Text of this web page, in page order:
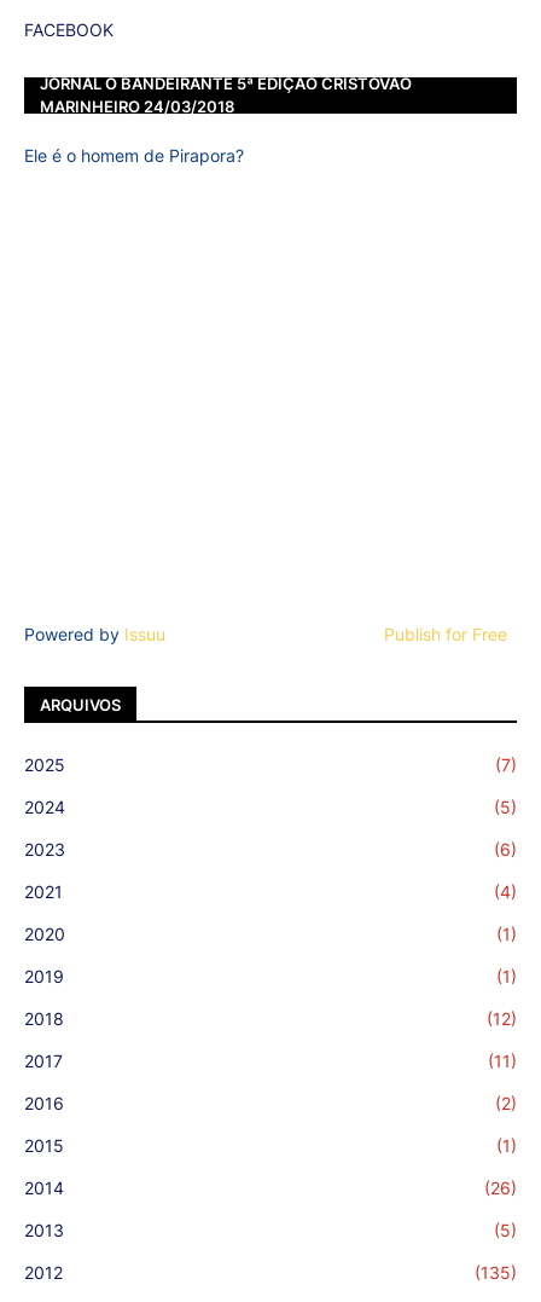
FACEBOOK
JORNAL O BANDEIRANTE 5ª EDIÇÃO CRISTOVÃO
MARINHEIRO 24/03/2018
Ele é o homem de Pirapora?
Powered by Issuu Publish for Free
ARQUIVOS
2025 (7)
2024 (5)
2023 (6)
2021 (4)
2020 (1)
2019 (1)
2018 (12)
2017 (11)
2016 (2)
2015 (1)
2014 (26)
2013 (5)
2012 (135)